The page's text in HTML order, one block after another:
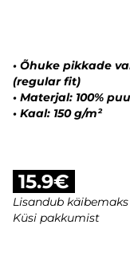
• Õhuke pikkade
(regular fit)
• Materjal: 100%
• Kaal: 150 g/m²
15.9€
Lisandub käibemaks
Küsi pakkumist